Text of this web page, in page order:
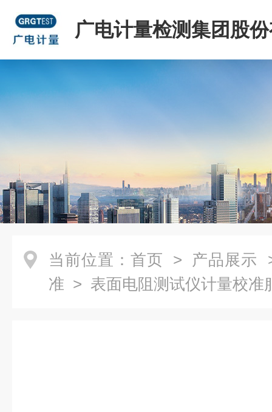
广电计量检测集团股
司
当前位置： 首页 > 产品展示
准 > 表面电阻测试仪计量校准